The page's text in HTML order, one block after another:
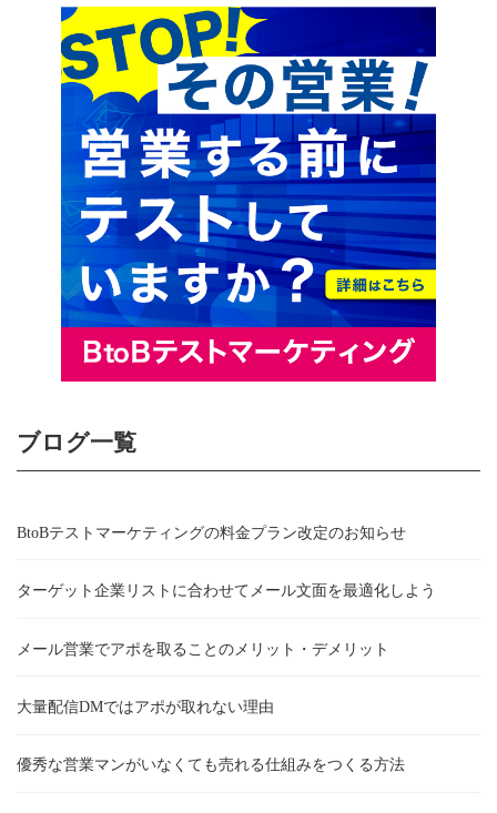
ブログ一覧
BtoBテストマーケティングの料金プラン改定のお知らせ
ターゲット企業リストに合わせてメール文面を最適化しよう
メール営業でアポを取ることのメリット・デメリット
大量配信DMではアポが取れない理由
優秀な営業マンがいなくても売れる仕組みをつくる方法